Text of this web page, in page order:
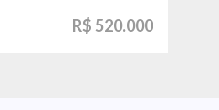
R$ 520.000